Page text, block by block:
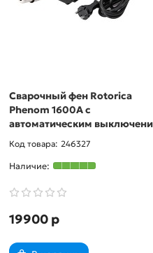
Сварочный фен Rotorica
Phenom 1600A с
автоматическим
246327
19900 р